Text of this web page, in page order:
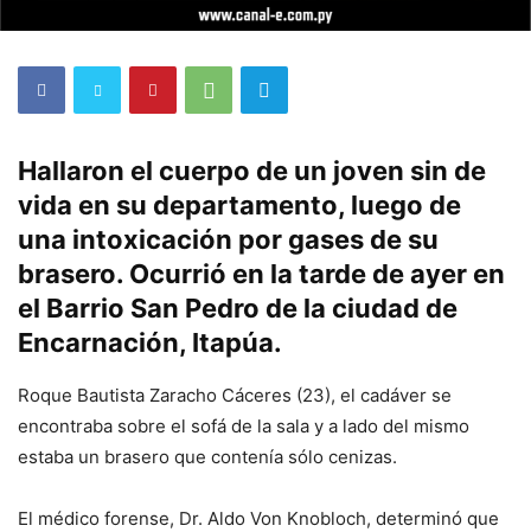
Hallaron el cuerpo de un joven sin de
vida en su departamento, luego de
una intoxicación por gases de su
brasero. Ocurrió en la tarde de ayer en
el Barrio San Pedro de la ciudad de
Encarnación, Itapúa.
Roque Bautista Zaracho Cáceres (23), el cadáver se
encontraba sobre el sofá de la sala y a lado del mismo
estaba un brasero que contenía sólo cenizas.
El médico forense, Dr. Aldo Von Knobloch, determinó que